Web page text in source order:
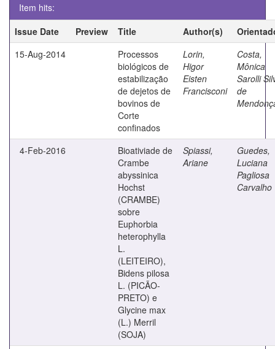
Item hits:
Issue Date
Preview Title Author(s)
15-Aug-2014
Processos
biológicos de
estabilização
de dejetos de
bovinos de
Corte
confinados
Lorin,
Higor
Eisten
Francisconi
Costa,
Mônica
Sarolli
de
4-Feb-2016
Bioativiade de
Crambe
abyssinica
Hochst
(CRAMBE)
sobre
Euphorbia
heterophylla
L.
(LEITEIRO),
Bidens pilosa
L. (PICÃO-
PRETO) e
Glycine max
(L.) Merril
(SOJA)
Spiassi,
Ariane
Guedes,
Luciana
Pagliosa
Carvalho